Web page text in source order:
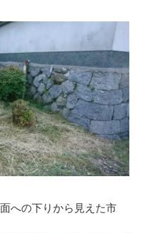
への下りから見えた市